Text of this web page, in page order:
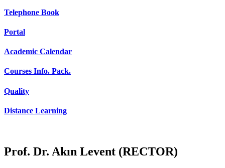
Telephone Book
Portal
Academic Calendar
Courses Info. Pack.
Quality
Distance Learning
Prof. Dr. Akın Levent (RECTOR)